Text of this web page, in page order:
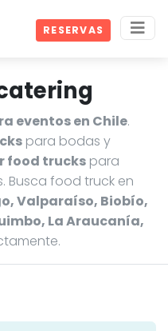
RESERVAS
eventos en Chile.
para bodas y
food trucks para
Busca food truck en
Valparaíso, Biobío,
La Araucanía,